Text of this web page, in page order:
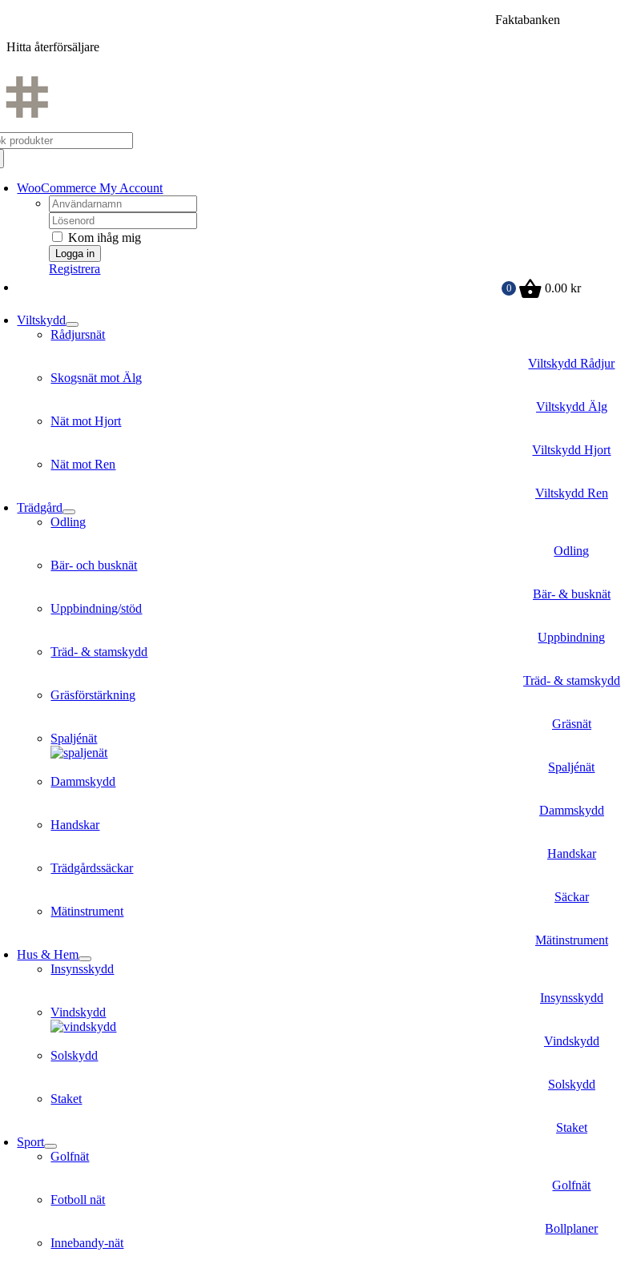
innehållet
Faktabanken
Hitta återförsäljare
WooCommerce My Account
Username:
Password:
Kom ihåg mig
Registrera
0 0.00kr
Viltskydd
Rådjursnät
Viltskydd Rådjur
Skogsnät mot Älg
Viltskydd Älg
Nät mot Hjort
Viltskydd Hjort
Nät mot Ren
Viltskydd Ren
Trädgård
Odling
Odling
Bär- och busknät
Bär- & busknät
Uppbindning/stöd
Uppbindning
Träd- & stamskydd
Träd- & stamskydd
Gräsförstärkning
Gräsnät
Spaljénät
Spaljénät
Dammskydd
Dammskydd
Handskar
Handskar
Trädgårdssäckar
Säckar
Mätinstrument
Mätinstrument
Hus & Hem
Insynsskydd
Insynsskydd
Vindskydd
Vindskydd
Solskydd
Solskydd
Staket
Staket
Sport
Golfnät
Golfnät
Fotboll nät
Bollplaner
Innebandy-nät